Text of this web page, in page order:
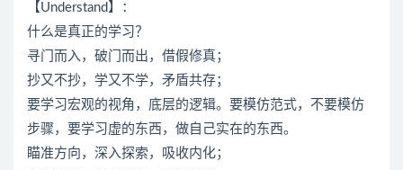
【Understand】：
什么是真正的学习？
寻门而入，破门而出，借假修真；
抄又不抄，学又不学，矛盾共存；
要学习宏观的视角，底层的逻辑。要模仿范式，不要模仿
步骤，要学习虚的东西，做自己实在的东西。
瞄准方向，深入探索，吸收内化；